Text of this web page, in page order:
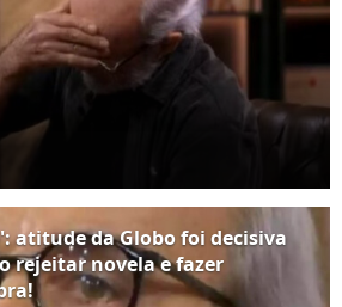
atitude da Globo foi decisiva
rejeitar novela e fazer